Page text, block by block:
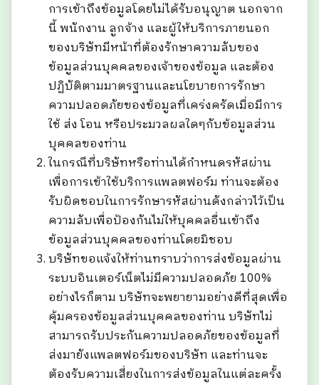
การเข้าถึงข้อมูลโดยไม่ได้รับอนุญาต นอกจาก
นี้ พนักงาน ลูกจ้าง และผู้ให้บริการภายนอก
ของบริษัทมีหน้าที่ต้องรักษาความลับของ
ข้อมูลส่วนบุคคลของเจ้าของข้อมูล และต้อง
ปฏิบัติตามมาตรฐานและนโยบายการรักษา
ความปลอดภัยของข้อมูลที่เคร่งครัดเมื่อมีการ
ใช้ ส่ง โอน หรือประมวลผลใดๆกับข้อมูลส่วน
บุคคลของท่าน
ในกรณีที่บริษัทหรือท่านได้กำหนดรหัสผ่าน
เพื่อการเข้าใช้บริการแพลตฟอร์ม ท่านจะต้อง
รับผิดชอบในการรักษารหัสผ่านดังกล่าวไว้เป็น
ความลับเพื่อป้องกันไม่ให้บุคคลอื่นเข้าถึง
ข้อมูลส่วนบุคคลของท่านโดยมิชอบ
บริษัทขอแจ้งให้ท่านทราบว่าการส่งข้อมูลผ่าน
ระบบอินเตอร์เน็ตไม่มีความปลอดภัย 100%
อย่างไรก็ตาม บริษัทจะพยายามอย่างดีที่สุดเพื่อ
คุ้มครองข้อมูลส่วนบุคคลของท่าน บริษัทไม่
สามารถรับประกันความปลอดภัยของข้อมูลที่
ส่งมายังแพลตฟอร์มของบริษัท และท่านจะ
ต้องรับความเสี่ยงในการส่งข้อมูลในแต่ละครั้ง